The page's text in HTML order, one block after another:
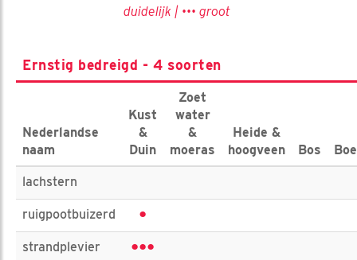
duidelijk | ••• groot
Ernstig bedreigd - 4 soorten
Nederlandse
naam
Kust
&
Duin
Zoet
water
&
moeras
Heide &
hoogveen
Bos
lachstern
ruigpootbuizerd •
strandplevier •••